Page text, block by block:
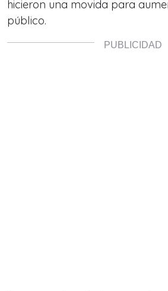
hicieron una movida para
público.